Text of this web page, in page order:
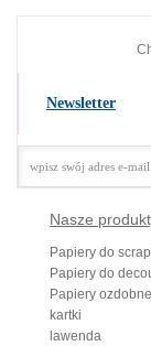
Newsletter
Nasze
Papiery do
Papiery do
Papiery ozdobne
kartki
lawenda